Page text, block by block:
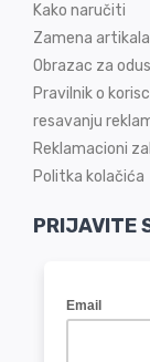
Kako naručiti
Zamena artikala
Obrazac za
Pravilnik o
resavanju
Reklamacioni
Politka kolačića
PRIJAVITE